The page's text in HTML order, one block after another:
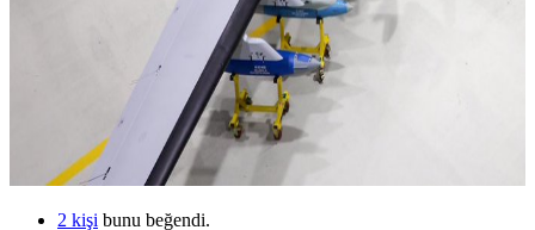
2 kişi bunu beğendi.